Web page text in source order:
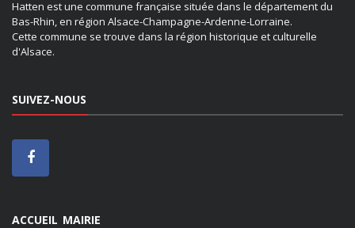
Hatten est une commune française située dans le département du
Bas-Rhin, en région Alsace-Champagne-Ardenne-Lorraine.
Cette commune se trouve dans la région historique et culturelle
d'Alsace.
SUIVEZ-NOUS
ACCUEIL MAIRIE